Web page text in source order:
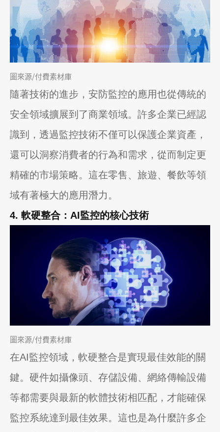
圖來源/付費素材庫
隨著技術的進步，安防監控的應用也從傳統的
安全領域擴展到了商業領域。許多企業已經認
識到，透過監控技術不僅可以保護企業資產，
還可以洞察消費者的行為和需求，從而制定更
精確的市場策略。這在零售、旅遊、餐飲等領
域有著極大的應用潛力。
4. 軟硬整合：AI監控的核心技術
圖來源/付費素材庫
在AI監控領域，軟硬整合是實現最佳效能的關
鍵。硬件如攝像頭、存儲設備、網絡傳輸設備
等都需要與最新的軟體技術相匹配，才能確保
監控系統達到最佳效果。這也是為什麼許多企